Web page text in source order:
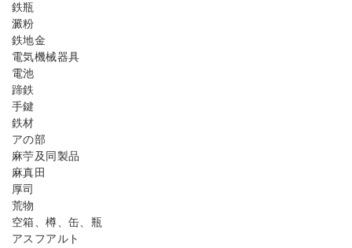
鉄瓶
澱粉
鉄地金
電気機械器具
電池
蹄鉄
手鍵
鉄材
アの部
麻苧及同製品
麻真田
厚司
荒物
空箱、樽、缶、瓶
アスフアルト